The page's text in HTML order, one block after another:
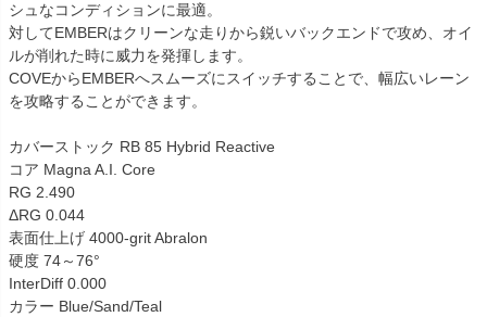
シュなコンディションに最適。
対してEMBERはクリーンな走りから鋭いバックエンドで攻め、オイ
ルが削れた時に威力を発揮します。
COVEからEMBERへスムーズにスイッチすることで、幅広いレーン
を攻略することができます。
カバーストック RB 85 Hybrid Reactive
コア Magna A.I. Core
RG 2.490
ΔRG 0.044
表面仕上げ 4000-grit Abralon
硬度 74～76°
InterDiff 0.000
カラー Blue/Sand/Teal